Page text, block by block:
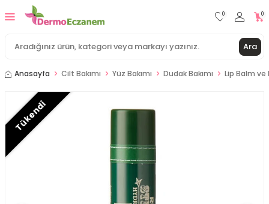
Ara
0 0
Anasayfa Cilt Bakımı Yüz Bakımı Dudak Bakımı Lip Balm ve
Tükendi